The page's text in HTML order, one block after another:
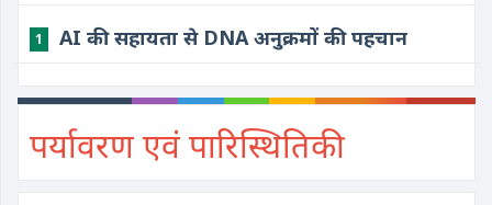
1 ​AI की सहायता से DNA अनुक्रमों की पहचान
पर्यावरण एवं पारिस्थितिकी